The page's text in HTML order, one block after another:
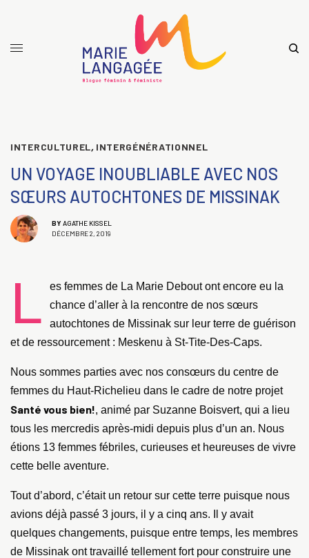
INTERCULTUREL, INTERGÉNÉRATIONNEL
UN VOYAGE INOUBLIABLE AVEC NOS
SŒURS AUTOCHTONES DE MISSINAK
BY AGATHE KISSEL
DÉCEMBRE 2, 2019
L
es femmes de La Marie Debout ont encore eu la
chance d’aller à la rencontre de nos sœurs
autochtones de Missinak sur leur terre de guérison
et de ressourcement : Meskenu à St-Tite-Des-Caps.
Nous sommes parties avec nos consœurs du centre de
femmes du Haut-Richelieu dans le cadre de notre projet
Santé vous bien!, animé par Suzanne Boisvert, qui a lieu
tous les mercredis après-midi depuis plus d’un an. Nous
étions 13 femmes fébriles, curieuses et heureuses de vivre
cette belle aventure.
Tout d’abord, c’était un retour sur cette terre puisque nous
avions déjà passé 3 jours, il y a cinq ans. Il y avait
quelques changements, puisque entre temps, les membres
de Missinak ont travaillé tellement fort pour construire une